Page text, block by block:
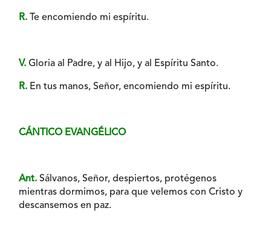
R. Te encomiendo mi espíritu.
V. Gloria al Padre, y al Hijo, y al Espíritu Santo.
R. En tus manos, Señor, encomiendo mi espíritu.
CÁNTICO EVANGÉLICO
Ant. Sálvanos, Señor, despiertos, protégenos
mientras dormimos, para que velemos con Cristo y
descansemos en paz.